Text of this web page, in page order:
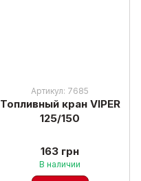
Артикул: 7685
Топливный кран VIPER
125/150
163 грн
В наличии